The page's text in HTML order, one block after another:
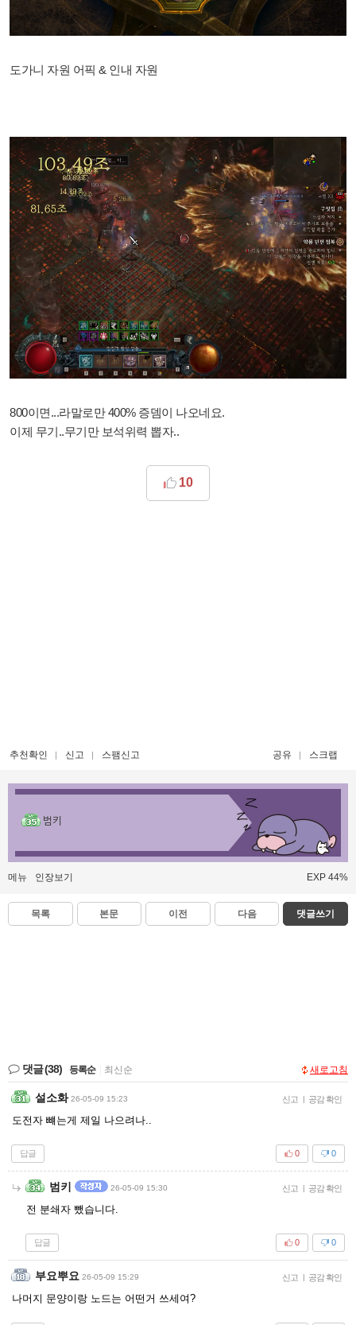
도가니 자원 어픽 & 인내 자원
800이면...라말로만 400% 증뎀이 나오네요.
이제 무기..무기만 보석위력 뽑자..
10
추천확인 신고 스팸신고 공유 스크랩
범키
메뉴 인장보기 EXP 44%
목록 본문 이전 다음 댓글쓰기
댓글(38) 등록순 최신순 새로고침
설소화 26-05-09 15:23 신고 | 공감 확인
도전자 뺴는게 제일 나으려나..
답글 0
0
범키 26-05-09 15:30 신고 | 공감 확인
전 분쇄자 뺐습니다.
답글 0
0
부요뿌요 26-05-09 15:29 신고 | 공감 확인
나머지 문양이랑 노드는 어떤거 쓰세여?